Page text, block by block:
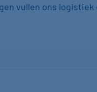
vullen ons